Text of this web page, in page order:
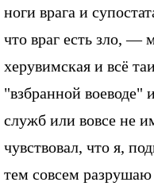
ноги врага и
что враг есть зло, —
херувимская и всё
"взбранной воеводе"
служб или вовсе не
чувствовал, что я,
тем совсем